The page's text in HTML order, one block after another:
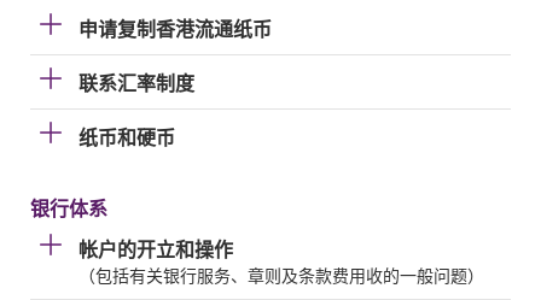
申请复制香港流通纸币
联系汇率制度
纸币和硬币
银行体系
帐户的开立和操作
（包括有关银行服务、章则及条款费用收的一般问题）